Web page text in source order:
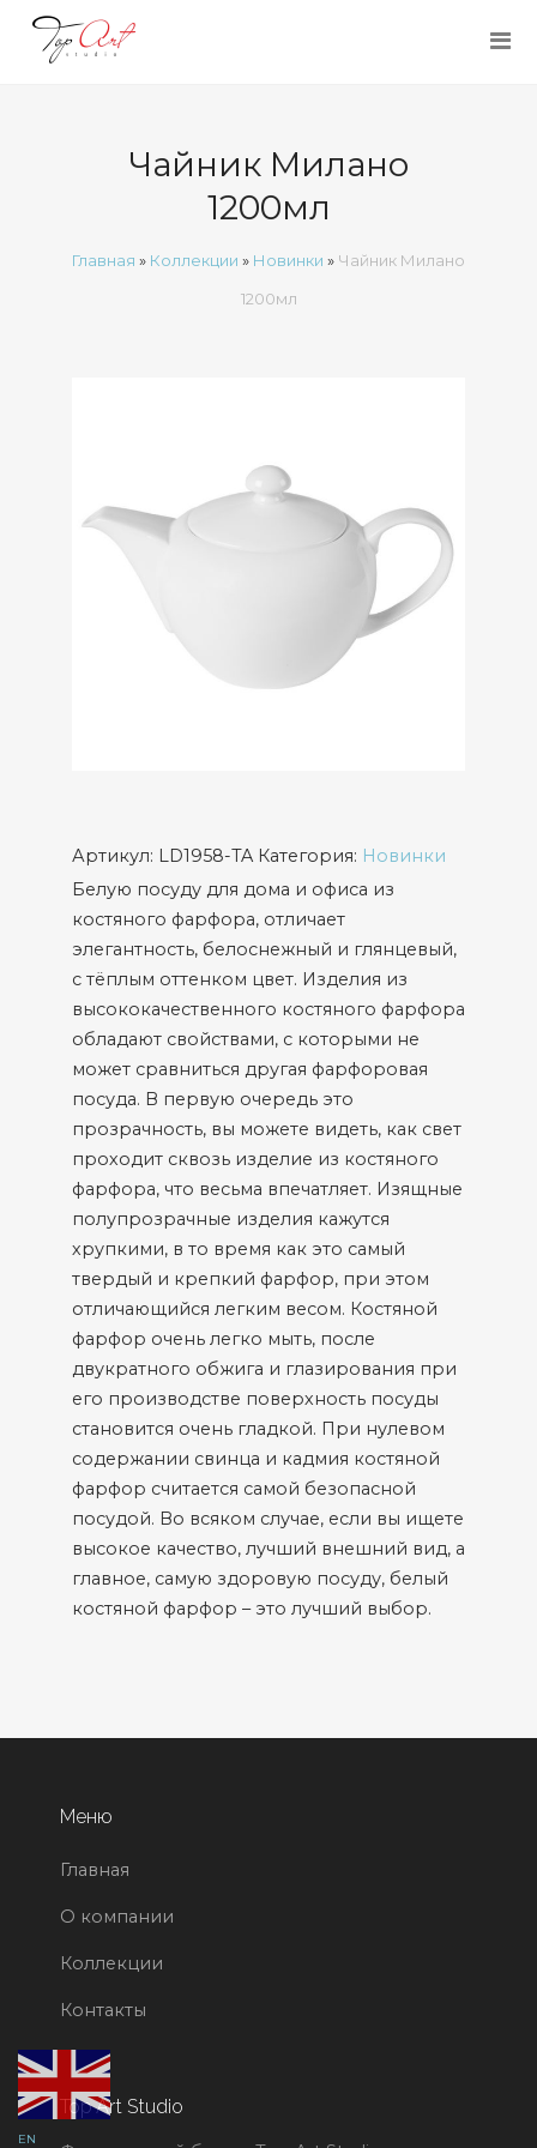
Чайник Милано
1200мл
Главная » Коллекции » Новинки » Чайник Милано
1200мл
Артикул: LD1958-TA Категория: Новинки
Белую посуду для дома и офиса из
костяного фарфора, отличает
элегантность, белоснежный и глянцевый,
с тёплым оттенком цвет. Изделия из
высококачественного костяного фарфора
обладают свойствами, с которыми не
может сравниться другая фарфоровая
посуда. В первую очередь это
прозрачность, вы можете видеть, как свет
проходит сквозь изделие из костяного
фарфора, что весьма впечатляет. Изящные
полупрозрачные изделия кажутся
хрупкими, в то время как это самый
твердый и крепкий фарфор, при этом
отличающийся легким весом. Костяной
фарфор очень легко мыть, после
двукратного обжига и глазирования при
его производстве поверхность посуды
становится очень гладкой. При нулевом
содержании свинца и кадмия костяной
фарфор считается самой безопасной
посудой. Во всяком случае, если вы ищете
высокое качество, лучший внешний вид, а
главное, самую здоровую посуду, белый
костяной фарфор – это лучший выбор.
Меню
Главная
О компании
Коллекции
Контакты
Top Art Studio
EN